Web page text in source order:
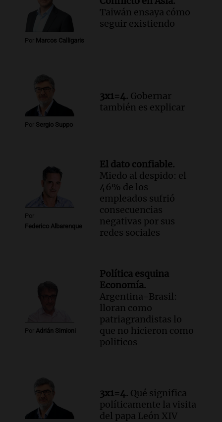
Por Marcos Calligaris
Taiwán ensaya cómo
seguir existiendo
Por Sergio Suppo
3x1=4. Gobernar
también es explicar
Por
Federico Albarenque
El dato confiable.
Miedo al despido: el
46% de los
empleados sufrió
consecuencias
negativas por sus
redes sociales
Por Adrián Simioni
Política esquina
Economía.
Argentina-Brasil:
lloran como
patriagrandistas lo
que no hicieron como
politicos
3x1=4. Qué significa
políticamente la visita
del papa León XIV